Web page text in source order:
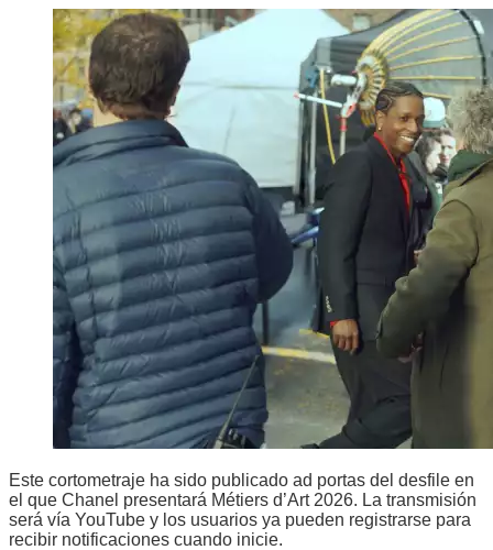
Este cortometraje ha sido publicado ad portas del desfile en
el que Chanel presentará Métiers d’Art 2026. La transmisión
será vía YouTube y los usuarios ya pueden registrarse para
recibir notificaciones cuando inicie.